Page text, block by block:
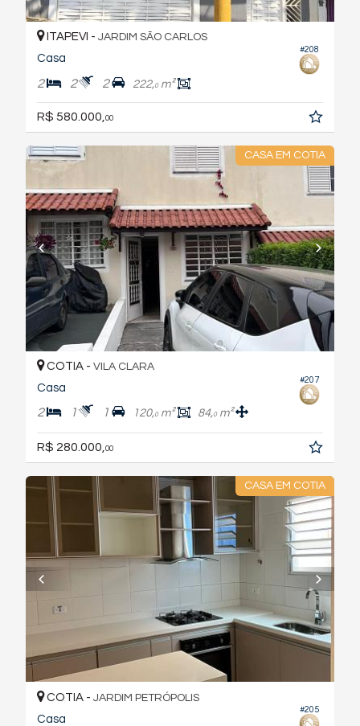
#208
ITAPEVI - JARDIM SÃO CARLOS
Casa
2 2 2 222,0m²
R$ 580.000, 00
CASA EM COTIA
#207
COTIA - VILA CLARA
Casa
2 1 1 120,0m² 84,0m²
R$ 280.000, 00
CASA EM COTIA
#205
COTIA - JARDIM PETRÓPOLIS
Casa